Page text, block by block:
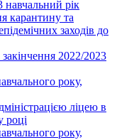
навчальний рік
карантину та
заходів до
2022/2023
року,
ліцею в
році
року,